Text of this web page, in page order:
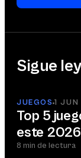
Sigue
JUEGOS 1
Top 5
este 2026
8 min de lectura